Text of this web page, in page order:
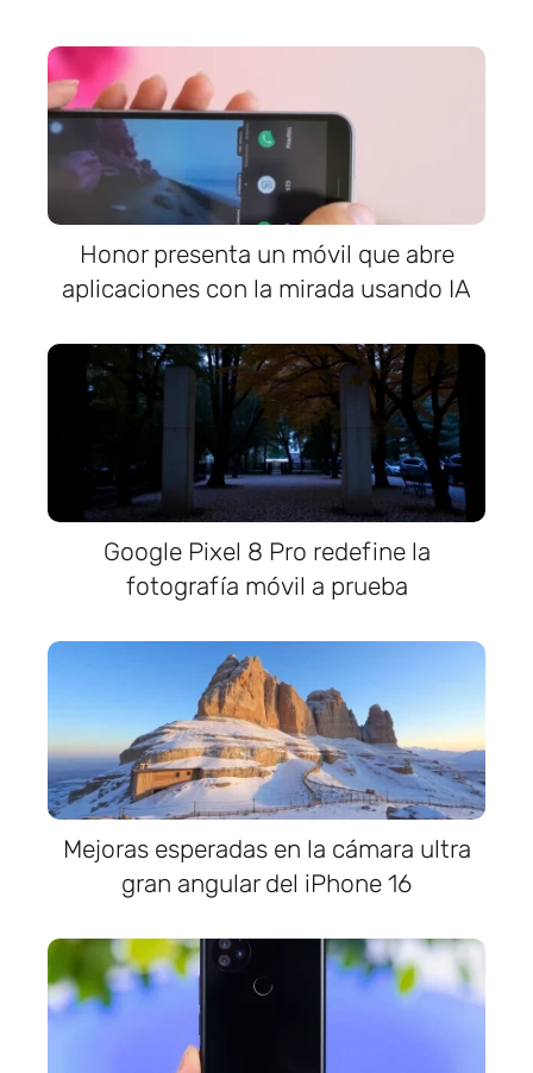
Honor presenta un móvil que abre
aplicaciones con la mirada usando IA
Google Pixel 8 Pro redefine la
fotografía móvil a prueba
Mejoras esperadas en la cámara ultra
gran angular del iPhone 16